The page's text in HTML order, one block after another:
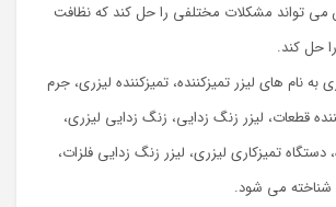
تواند مشکلات مختلفی را حل کند که نظافت
حل کند.
به نام های لیزر تمیزکننده، تمیزکننده لیزری، جرم
قطعات، لیزر زنگ زدایی، زنگ زدایی لیزری،
دستگاه تمیزکاری لیزری، لیزر زنگ زدایی فلزات،
شناخته می شود.